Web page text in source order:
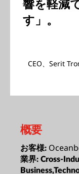
響を軽減
す」。
CEO、Serit
概要
お客様:
業界: Cross-